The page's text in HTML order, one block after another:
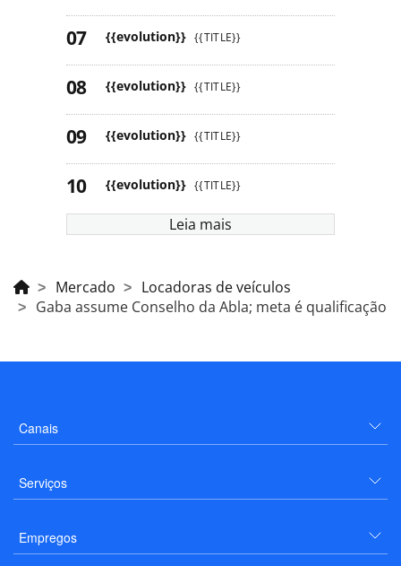
{{evolution}} {{TITLE}}
{{evolution}} {{TITLE}}
{{evolution}} {{TITLE}}
{{evolution}} {{TITLE}}
Leia mais
Mercado
Locadoras de veículos
Gaba assume Conselho da Abla; meta é qualificação
Canais
Serviços
Empregos